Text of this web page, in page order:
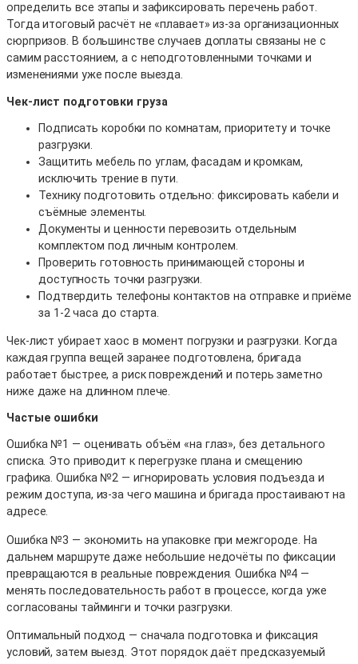
определить все этапы и зафиксировать перечень работ.
Тогда итоговый расчёт не «плавает» из-за организационных
сюрпризов. В большинстве случаев доплаты связаны не с
самим расстоянием, а с неподготовленными точками и
изменениями уже после выезда.
Чек-лист подготовки груза
Подписать коробки по комнатам, приоритету и точке
разгрузки.
Защитить мебель по углам, фасадам и кромкам,
исключить трение в пути.
Технику подготовить отдельно: фиксировать кабели и
съёмные элементы.
Документы и ценности перевозить отдельным
комплектом под личным контролем.
Проверить готовность принимающей стороны и
доступность точки разгрузки.
Подтвердить телефоны контактов на отправке и приёме
за 1-2 часа до старта.
Чек-лист убирает хаос в момент погрузки и разгрузки. Когда
каждая группа вещей заранее подготовлена, бригада
работает быстрее, а риск повреждений и потерь заметно
ниже даже на длинном плече.
Частые ошибки
Ошибка №1 — оценивать объём «на глаз», без детального
списка. Это приводит к перегрузке плана и смещению
графика. Ошибка №2 — игнорировать условия подъезда и
режим доступа, из-за чего машина и бригада простаивают на
адресе.
Ошибка №3 — экономить на упаковке при межгороде. На
дальнем маршруте даже небольшие недочёты по фиксации
превращаются в реальные повреждения. Ошибка №4 —
менять последовательность работ в процессе, когда уже
согласованы тайминги и точки разгрузки.
Оптимальный подход — сначала подготовка и фиксация
условий, затем выезд. Этот порядок даёт предсказуемый